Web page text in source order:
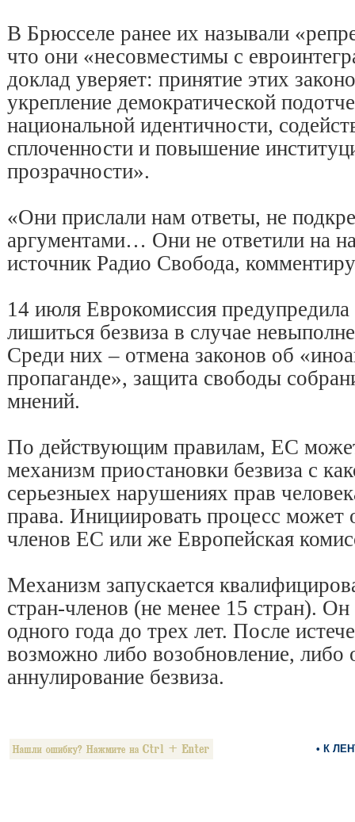
В Брюсселе ранее их называли
что они «несовместимы с
доклад уверяет: принятие этих
укрепление демократической
национальной идентичности,
сплоченности и повышение
прозрачности».
«Они прислали нам ответы, не
аргументами… Они не ответили на
источник Радио Свобода,
14 июля Еврокомиссия
лишиться безвиза в случае
Среди них – отмена законов об
пропаганде», защита свободы
мнений.
По действующим правилам, ЕС может
механизм приостановки безвиза с
серьезныех нарушениях прав
права. Инициировать процесс может
членов ЕС или же Европейская
Механизм запускается
стран-членов (не менее 15 стран).
одного года до трех лет. После
возможно либо возобновление, либо
аннулирование безвиза.
• К